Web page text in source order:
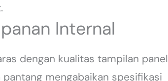
Internal
dengan kualitas tampilan panel
mengabaikan spesifikasi